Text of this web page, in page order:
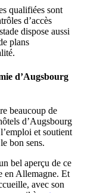
qualifiées sont
d’accès
dispose aussi
plans
d’Augsbourg
beaucoup de
d’Augsbourg
et soutient
bon sens.
bel aperçu de ce
en Allemagne. Et
avec son